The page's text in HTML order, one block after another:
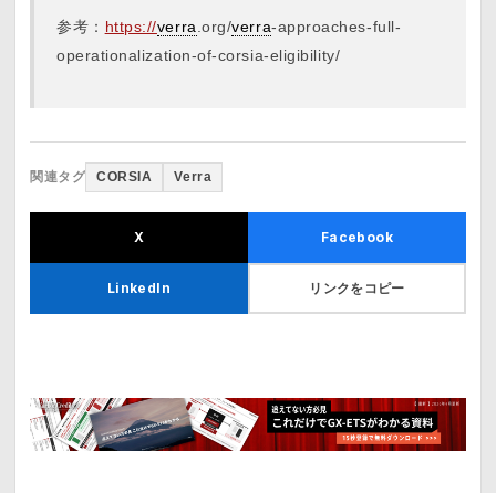
参考： https://verra .org/verra-approaches-full-
operationalization-of-corsia-eligibility/
関連タグ CORSIA Verra
X Facebook
LinkedIn リンクをコピー